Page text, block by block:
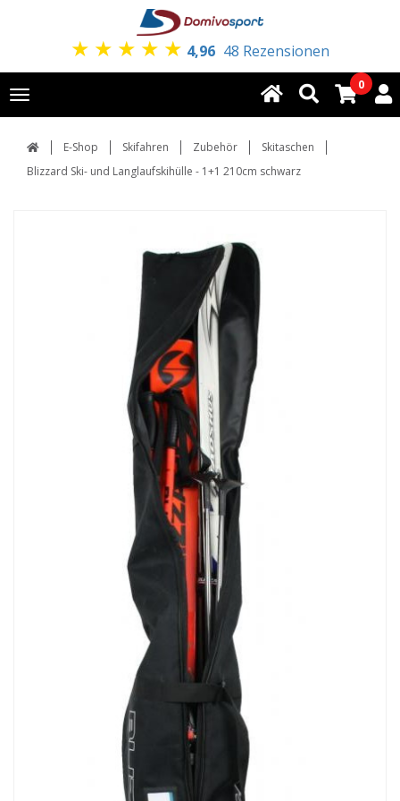
★ ★ ★ ★ ★ 4,96 48 Rezensionen
Toggle
navigation
0
E-Shop Skifahren Zubehör
Skitaschen
Blizzard Ski- und Langlaufskihülle - 1+1 210cm schwarz